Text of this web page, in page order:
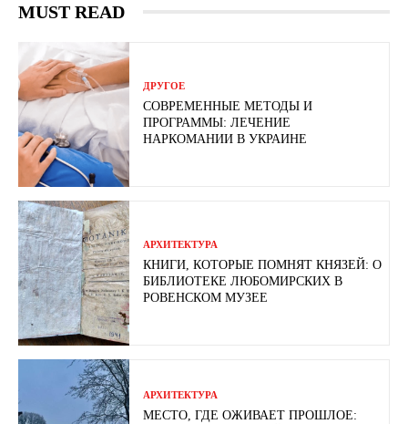
MUST READ
ДРУГОЕ
СОВРЕМЕННЫЕ МЕТОДЫ И
ПРОГРАММЫ: ЛЕЧЕНИЕ
НАРКОМАНИИ В УКРАИНЕ
АРХИТЕКТУРА
КНИГИ, КОТОРЫЕ ПОМНЯТ КНЯЗЕЙ: О
БИБЛИОТЕКЕ ЛЮБОМИРСКИХ В
РОВЕНСКОМ МУЗЕЕ
АРХИТЕКТУРА
МЕСТО, ГДЕ ОЖИВАЕТ ПРОШЛОЕ: